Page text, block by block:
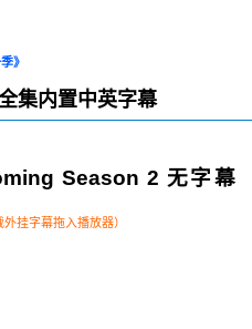
》
集内置中英字幕
Season 2 无字幕
挂字幕拖入播放器）